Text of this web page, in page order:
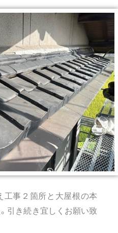
工事２箇所と大屋根の本
引き続き宜しくお願い致